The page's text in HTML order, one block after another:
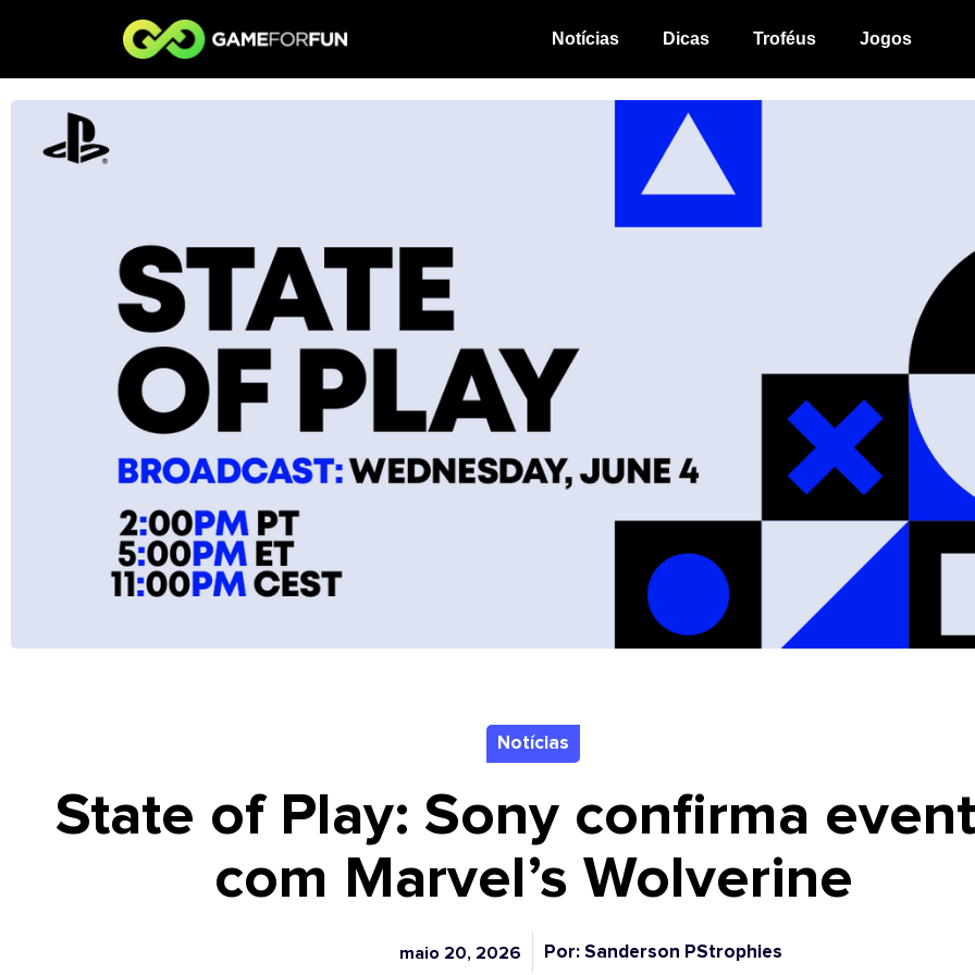
Notícias Dicas Troféus Jogos
Notícias
State of Play: Sony confirma
com Marvel’s Wolverine
maio 20, 2026 Por: Sanderson PStrophies